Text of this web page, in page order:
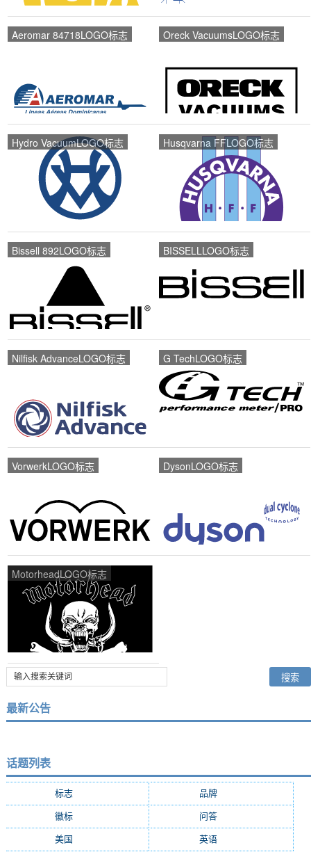
Aeromar 84718LOGO标志 Oreck VacuumsLOGO标志
Hydro VacuumLOGO标志 Husqvarna FFLOGO标志
Bissell 892LOGO标志 BISSELLLOGO标志
Nilfisk AdvanceLOGO标志 G TechLOGO标志
VorwerkLOGO标志 DysonLOGO标志
MotorheadLOGO标志
最新公告
话题列表
标志 品牌(7684)
徽标 问答(4756)
美国 英语(2362)